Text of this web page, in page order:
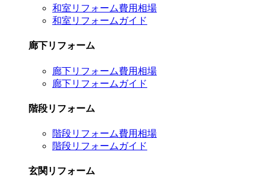
和室リフォーム費用相場
和室リフォームガイド
廊下リフォーム
廊下リフォーム費用相場
廊下リフォームガイド
階段リフォーム
階段リフォーム費用相場
階段リフォームガイド
玄関リフォーム